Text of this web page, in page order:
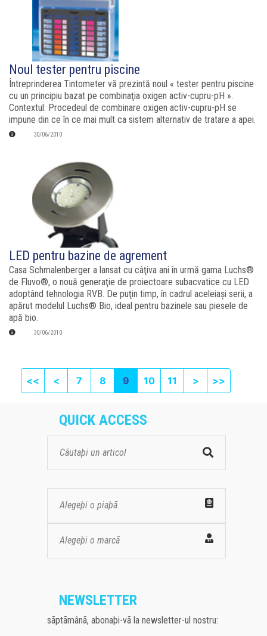
Noul tester pentru piscine
Întreprinderea Tintometer vă prezintă noul « tester pentru piscine
cu un principiu bazat pe combinaţia oxigen activ-cupru-pH ».
Contextul: Procedeul de combinare oxigen activ-cupru-pH se
impune din ce în ce mai mult ca sistem alternativ de tratare a apei.
30/06/2010
LED pentru bazine de agrement
Casa Schmalenberger a lansat cu câţiva ani în urmă gama Luchs®
de Fluvo®, o nouă generaţie de proiectoare subacvatice cu LED
adoptând tehnologia RVB. De puţin timp, în cadrul aceleiaşi serii, a
apărut modelul Luchs® Bio, ideal pentru bazinele sau piesele de
apă bio.
30/06/2010
<< First page
<Previous
7 8 9 10 11 >Next
>>
QUICK ACCESS
Alegeþi o piaþã
Alegeþi o marcã
NEWSLETTER
sãptãmânã, abonaþi-vã la newsletter-ul nostru: